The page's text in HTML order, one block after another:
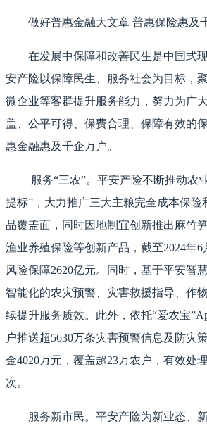
做好普惠金融大文章 普惠保险惠及
在发展中保障和改善民生是中国式
安产险以保障民生、服务社会为目标，
微企业等客群提升服务能力，努力为广
盖、公平可得、保费合理、保障有效的
惠金融惠及千企万户。
服务“三农”。平安产险不断推动农
提标”，大力推广三大主粮完全成本保险
品覆盖面，同时因地制宜创新推出麻竹
渔业养殖保险等创新产品，截至2024年6
风险保障2620亿元。同时，基于平安智
智能化的农灾预警、灾害救援指导、作
续提升服务质效。此外，依托“爱农宝
户推送超5630万条灾害预警信息及防灾
金4020万元，覆盖超23万农户，有效处
次。
服务新市民。平安产险为新业态、